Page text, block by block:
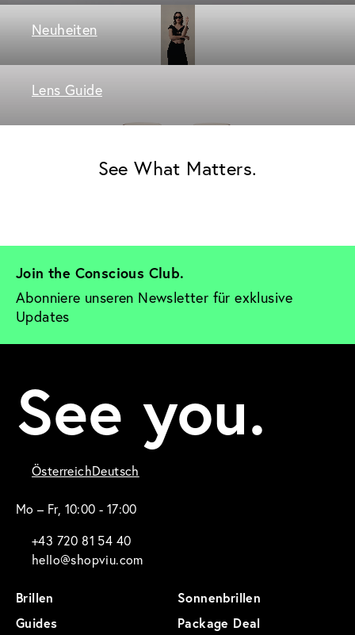
Neuheiten
Lens Guide
See What Matters.
Join the Conscious Club.
Abonniere unseren Newsletter für exklusive
Updates
See you.
ÖsterreichDeutsch
Mo – Fr, 10:00 - 17:00
+43 720 81 54 40
hello@shopviu.com
Brillen
Sonnenbrillen
Guides
Package Deal